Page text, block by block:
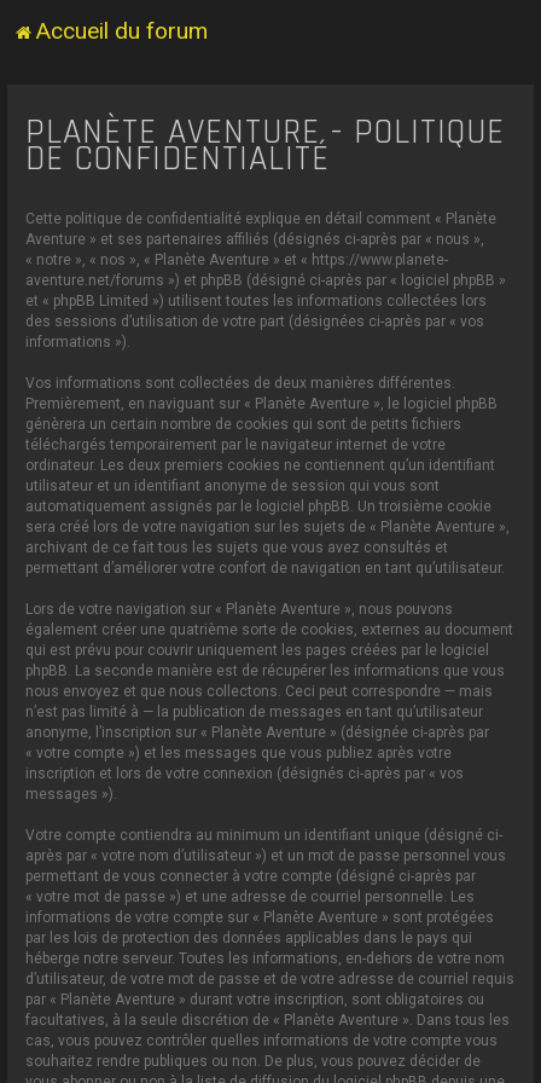
Accueil du forum
PLANÈTE AVENTURE - POLITIQUE
DE CONFIDENTIALITÉ
Cette politique de confidentialité explique en détail comment « Planète
Aventure » et ses partenaires affiliés (désignés ci-après par « nous »,
« notre », « nos », « Planète Aventure » et « https://www.planete-
aventure.net/forums ») et phpBB (désigné ci-après par « logiciel phpBB »
et « phpBB Limited ») utilisent toutes les informations collectées lors
des sessions d’utilisation de votre part (désignées ci-après par « vos
informations »).
Vos informations sont collectées de deux manières différentes.
Premièrement, en naviguant sur « Planète Aventure », le logiciel phpBB
génèrera un certain nombre de cookies qui sont de petits fichiers
téléchargés temporairement par le navigateur internet de votre
ordinateur. Les deux premiers cookies ne contiennent qu’un identifiant
utilisateur et un identifiant anonyme de session qui vous sont
automatiquement assignés par le logiciel phpBB. Un troisième cookie
sera créé lors de votre navigation sur les sujets de « Planète Aventure »,
archivant de ce fait tous les sujets que vous avez consultés et
permettant d’améliorer votre confort de navigation en tant qu’utilisateur.
Lors de votre navigation sur « Planète Aventure », nous pouvons
également créer une quatrième sorte de cookies, externes au document
qui est prévu pour couvrir uniquement les pages créées par le logiciel
phpBB. La seconde manière est de récupérer les informations que vous
nous envoyez et que nous collectons. Ceci peut correspondre — mais
n’est pas limité à — la publication de messages en tant qu’utilisateur
anonyme, l’inscription sur « Planète Aventure » (désignée ci-après par
« votre compte ») et les messages que vous publiez après votre
inscription et lors de votre connexion (désignés ci-après par « vos
messages »).
Votre compte contiendra au minimum un identifiant unique (désigné ci-
après par « votre nom d’utilisateur ») et un mot de passe personnel vous
permettant de vous connecter à votre compte (désigné ci-après par
« votre mot de passe ») et une adresse de courriel personnelle. Les
informations de votre compte sur « Planète Aventure » sont protégées
par les lois de protection des données applicables dans le pays qui
héberge notre serveur. Toutes les informations, en-dehors de votre nom
d’utilisateur, de votre mot de passe et de votre adresse de courriel requis
par « Planète Aventure » durant votre inscription, sont obligatoires ou
facultatives, à la seule discrétion de « Planète Aventure ». Dans tous les
cas, vous pouvez contrôler quelles informations de votre compte vous
souhaitez rendre publiques ou non. De plus, vous pouvez décider de